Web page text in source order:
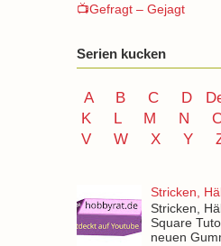
📺Gefragt – Gejagt
Serien kucken
A B C D
K
L M N
V
W X Y
Stricken,
Stricken,
Square
neuen